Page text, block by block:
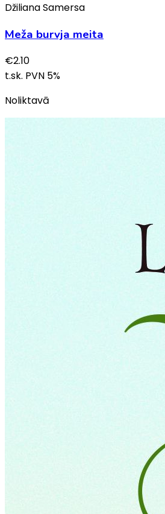
Džiliana Samersa
Meža burvja meita
€2.10
t.sk. PVN 5%
Noliktavā